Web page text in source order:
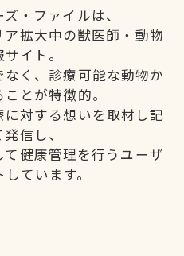
・ファイルは、
拡大中の獣医師・動物
イト。
く、診療可能な動物か
とが特徴的。
対する想いを取材し記
信し、
健康管理を行うユーザ
ています。